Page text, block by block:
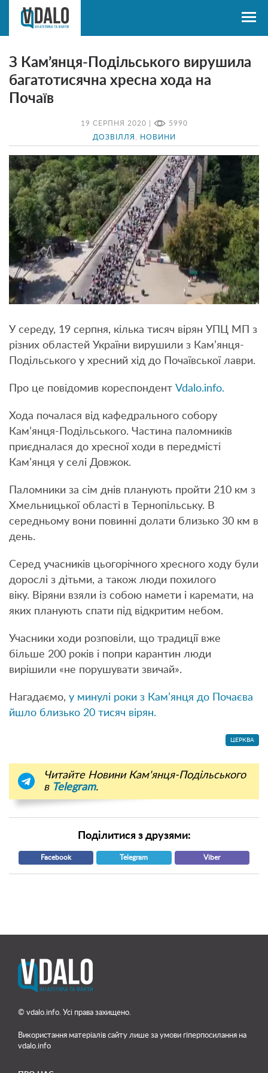
19 СЕРПНЯ 2020 | 5990
ДОЗВІЛЛЯ НОВИНИ
З Кам’янця-Подільського вирушила
багатотисячна хресна хода на
Почаїв
У середу, 19 серпня, кілька тисяч вірян УПЦ МП з
різних областей України вирушили з Кам’янця-
Подільського у хресний хід до Почаївської лаври.
Про це повідомив кореспондент Vdalo.info.
Хода почалася від кафедрального собору
Кам’янця-Подільського. Частина паломників
приєдналася до хресної ходи в передмісті
Кам’янця у селі Довжок.
Паломники за сім днів планують пройти 210 км з
Хмельницької області в Тернопільську. В
середньому вони повинні долати близько 30 км в
день.
Серед учасників цьогорічного хресного ходу були
дорослі з дітьми, а також люди похилого
віку. Віряни взяли із собою намети і каремати, на
яких планують спати під відкритим небом.
Учасники ходи розповіли, що традиції вже
більше 200 років і попри карантин люди
вирішили «не порушувати звичай».
Нагадаємо, у минулі роки з Кам’янця до Почаєва
йшло близько 20 тисяч вірян.
ЦЕРКВА
Читайте Новини Кам'янця-Подільського
в Telegram.
Поділитися з друзями:
Facebook Telegram Viber
© vdalo.info. Усі права захищено.
Використання матеріалів сайту лише за умови гіперпосилання на
vdalo.info